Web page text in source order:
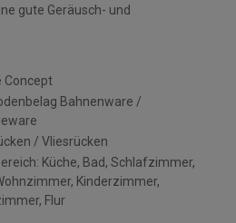
gute Geräusch- und
Concept
Bahnenware /
/ Vliesrücken
Küche, Bad, Schlafzimmer,
Kinderzimmer,
Flur